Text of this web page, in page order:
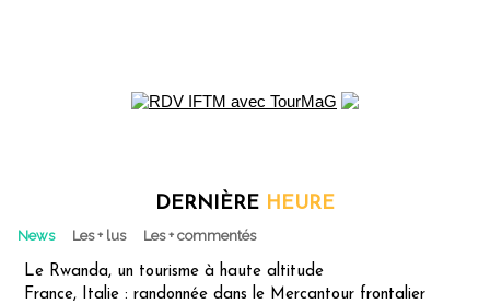
DERNIÈRE HEURE
News Les + lus Les + commentés
Le Rwanda, un tourisme à haute altitude
France, Italie : randonnée dans le Mercantour frontalier